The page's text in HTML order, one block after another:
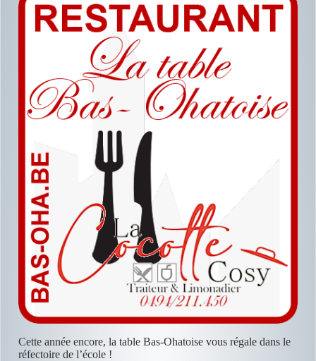
Cette année encore, la table Bas-Ohatoise vous régale dans le
réfectoire de l’école !